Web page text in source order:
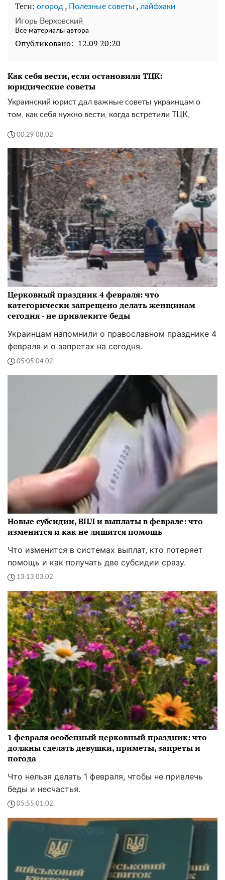
Теги: огород , Полезные советы , лайфхаки
Игорь Верховский
Все материалы автора
Опубликовано: 12.09 20:20
Как себя вести, если остановили ТЦК:
юридические советы
Украинский юрист дал важные советы украинцам о
том, как себя нужно вести, когда встретили ТЦК,
00:29 08.02
Церковный праздник 4 февраля: что
категорически запрещено делать женщинам
сегодня - не привлеките беды
Украинцам напомнили о православном празднике 4
февраля и о запретах на сегодня.
05:05 04.02
Новые субсидии, ВПЛ и выплаты в феврале: что
изменится и как не лишится помощь
Что изменится в системах выплат, кто потеряет
помощь и как получать две субсидии сразу.
13:13 03.02
1 февраля особенный церковный праздник: что
должны сделать девушки, приметы, запреты и
погода
Что нельзя делать 1 февраля, чтобы не привлечь
беды и несчастья.
05:55 01.02